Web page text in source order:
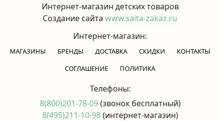
Интернет-магазин детских товаров
Создание сайта www.saita-zakaz.ru
Интернет-магазин:
МАГАЗИНЫ БРЕНДЫ ДОСТАВКА СКИДКИ
КОНТАКТЫ
CОГЛАШЕНИЕ
ПОЛИТИКА
Телефоны:
8(800)201-78-09(звонок бесплатный)
8(495)211-10-98(интернет-магазин)